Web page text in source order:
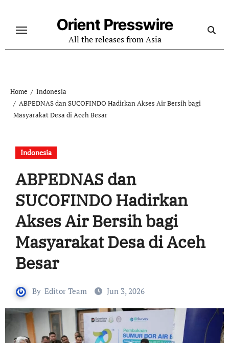
content
Orient Presswire
All the releases from Asia
Home
Indonesia
ABPEDNAS dan SUCOFINDO Hadirkan Akses Air Bersih bagi
Masyarakat Desa di Aceh Besar
Indonesia
ABPEDNAS dan
SUCOFINDO Hadirkan
Akses Air Bersih bagi
Masyarakat Desa di Aceh
Besar
By Editor Team Jun 3, 2026